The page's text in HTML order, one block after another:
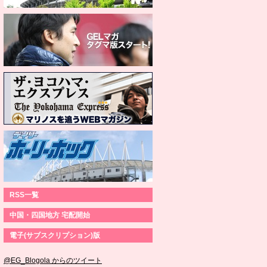
RSS一覧
中国・四国地方 宅配開始
電子(サブスクリプション)版
@EG_Blogola からのツイート